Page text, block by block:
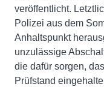
veröffentlicht.
Polizei aus dem
Anhaltspunkt
unzulässige
die dafür sorgen,
Prüfstand